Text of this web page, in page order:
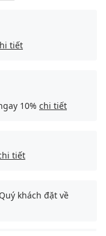
tiết
10% chi tiết
tiết
khách đặt về